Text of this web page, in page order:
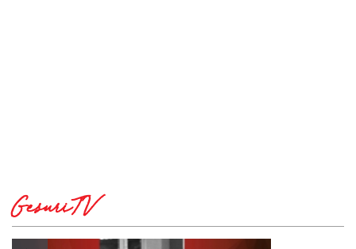
GesuriTV